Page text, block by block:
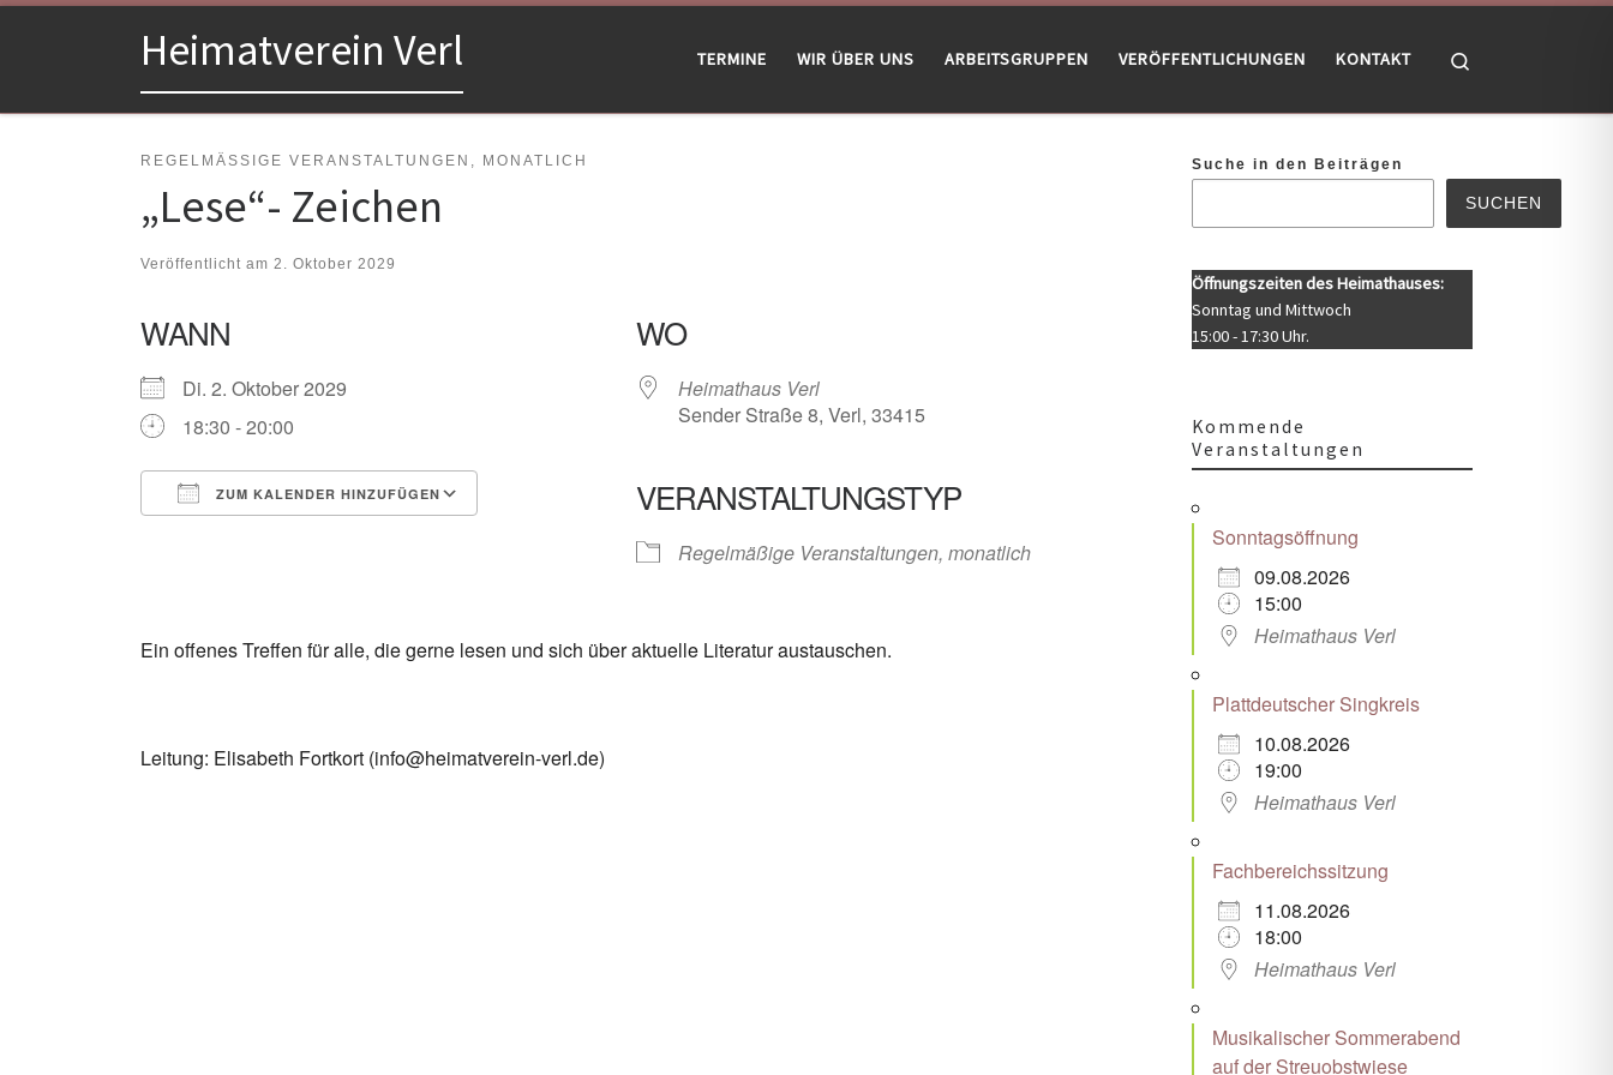
Zum Inhalt springenHeimatverein Verl TERMINE WIR ÜBER UNS ARBEITSGRUPPEN VERÖFFENTLICHUNGEN KONTAKT
REGELMÄSSIGE VERANSTALTUNGEN, MONATLICH
„Lese“- Zeichen
Veröffentlicht am 2. Oktober 2029
WANN
Di. 2. Oktober 2029
18:30 - 20:00
ZUM KALENDER HINZUFÜGEN
Google Kalender Office 365
WO
Heimathaus Verl
Sender Straße 8, Verl, 33415
VERANSTALTUNGSTYP
Regelmäßige Veranstaltungen, monatlich
Ein offenes Treffen für alle, die gerne lesen und sich über aktuelle Literatur austauschen.
Leitung: Elisabeth Fortkort (info@heimatverein-verl.de)
Suche in den Beiträgen
SUCHEN
Öffnungszeiten des Heimathauses:
Sonntag und Mittwoch
15:00 - 17:30 Uhr.
Kommende
Veranstaltungen
Sonntagsöffnung
09.08.2026
15:00
Heimathaus Verl
Plattdeutscher Singkreis
10.08.2026
19:00
Heimathaus Verl
Fachbereichssitzung
11.08.2026
18:00
Heimathaus Verl
Musikalischer Sommerabend
auf der Streuobstwiese